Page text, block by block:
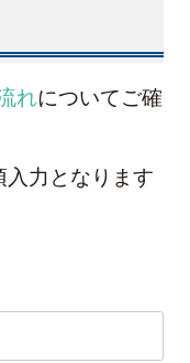
れについてご確
力となります